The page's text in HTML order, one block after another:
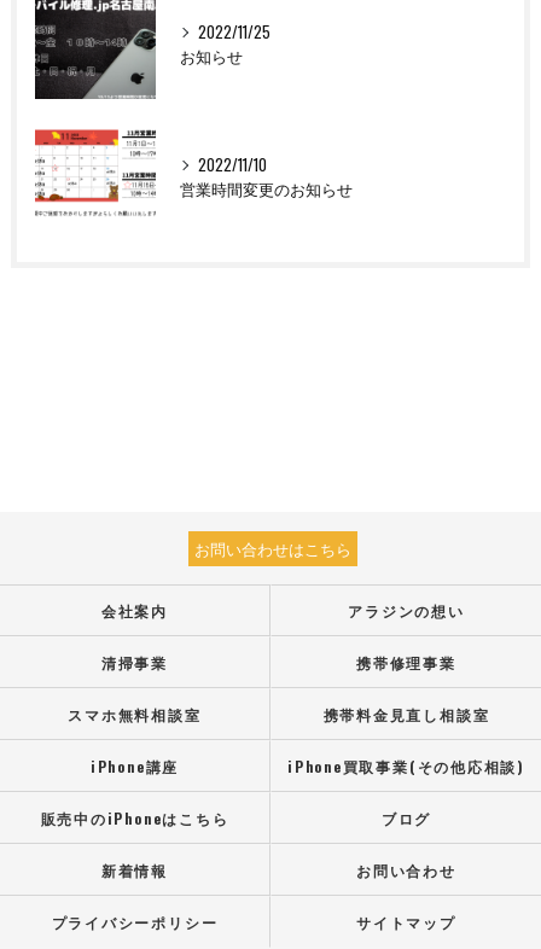
2022/11/25
お知らせ
2022/11/10
営業時間変更のお知らせ
お問い合わせはこちら
会社案内 アラジンの想い
清掃事業 携帯修理事業
スマホ無料相談室 携帯料金見直し相談室
iPhone講座 iPhone買取事業(その他応相談)
販売中のiPhoneはこちら ブログ
新着情報 お問い合わせ
プライバシーポリシー サイトマップ